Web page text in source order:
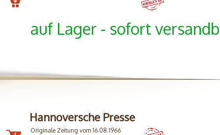
auf Lager - sofort
Hannoversche Presse
Originale Zeitung vom 16.08.1966